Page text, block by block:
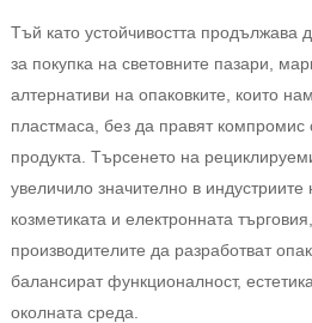
Тъй като устойчивостта продължава
за покупка на световните пазари,
алтернативи на опаковките, които
пластмаса, без да правят компромис
продукта. Търсенето на
увеличило значително в индустриите
козметиката и електронната
производителите да разработват
балансират функционалност,
околната среда.